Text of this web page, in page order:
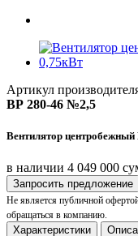
Артикул
ВР 280-46 №2,5
Вентилятор
в наличии 4 049 000
Запросить предложение
Не является публичной
обращаться в компанию.
Характеристики